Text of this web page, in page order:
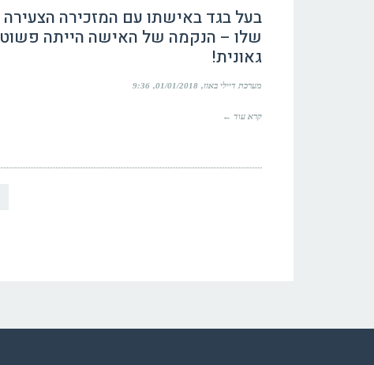
בעל בגד באישתו עם המזכירה הצעירה
שלו – הנקמה של האישה הייתה פשוט
גאונית!
מערכת דיילי באזז 01/01/2018
9:36
קרא עוד ←